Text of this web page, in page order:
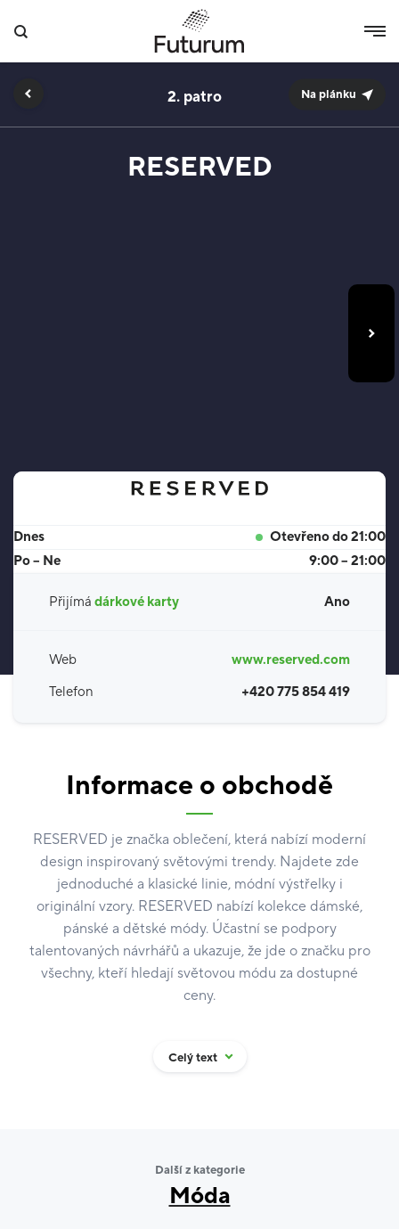
RESERVED
2. Na plánku
Dnes
Otevřeno do 21:00
Po – Ne
9:00 – 21:00
Přijímá dárkové karty Ano
Web
www.reserved.com
Telefon
+420 775 854 419
Informace o obchodě
RESERVED je značka oblečení, která nabízí moderní
design inspirovaný světovými trendy. Najdete zde
jednoduché a klasické linie, módní výstřelky i
originální vzory. RESERVED nabízí kolekce dámské,
pánské a dětské módy. Účastní se podpory
talentovaných návrhářů a ukazuje, že jde o značku pro
všechny, kteří hledají světovou módu za dostupné
ceny.
Celý text
Další z kategorie
Móda